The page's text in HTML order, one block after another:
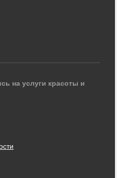
на услуги красоты и